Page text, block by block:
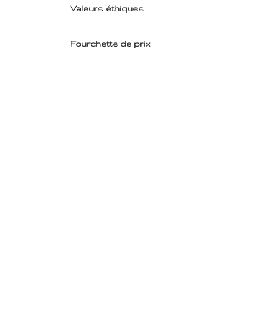
Valeurs éthiques
Fourchette de prix